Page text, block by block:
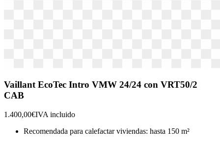
Vaillant EcoTec Intro VMW 24/24 con VRT50/2
CAB
1.400,00€IVA incluido
Recomendada para calefactar viviendas: hasta 150 m²